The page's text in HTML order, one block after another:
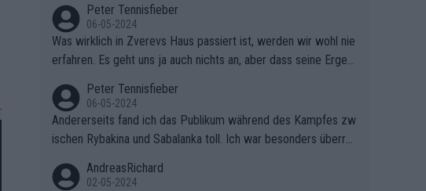
Peter Tennisfieber
06-05-2024
Was wirklich in Zverevs Haus passiert ist, werden wir wohl nie
erfahren. Es geht uns ja auch nichts an, aber dass seine Ergeb
Peter Tennisfieber
06-05-2024
Andererseits fand ich das Publikum während des Kampfes zw
ischen Rybakina und Sabalanka toll. Ich war besonders überras
AndreasRichard
02-05-2024